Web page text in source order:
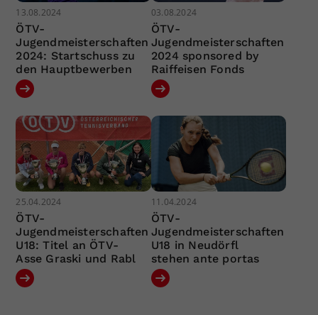
13.08.2024
ÖTV-
Jugendmeisterschaften
2024: Startschuss zu
den Hauptbewerben
03.08.2024
ÖTV-
Jugendmeisterschaften
2024 sponsored by
Raiffeisen Fonds
25.04.2024
ÖTV-
Jugendmeisterschaften
U18: Titel an ÖTV-
Asse Graski und Rabl
11.04.2024
ÖTV-
Jugendmeisterschaften
U18 in Neudörfl
stehen ante portas